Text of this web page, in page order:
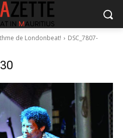
de Londonbeat!
DSC_7807-